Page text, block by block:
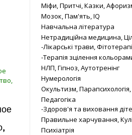
Міфи, Притчі, Казки,
Мозок, Пам'ять, IQ
Навчальна література
Нетрадиційна медицина,
-Лікарські трави,
-Терапія зцілення
НЛП, Гіпноз, Аутотренінг
Нумерологія
Окультизм, Парапсихологія,
Педагогіка
-Здоров'я та виховання
Правильне харчування,
Психіатрія